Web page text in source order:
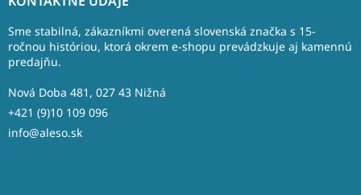
Sme stabilná, zákazníkmi overená slovenská značka s 15-
ročnou históriou, ktorá okrem e-shopu prevádzkuje aj kamennú
predajňu.
Nová Doba 481, 027 43 Nižná
+421 (9)10 109 096
info@aleso.sk